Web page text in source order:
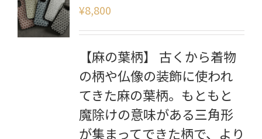
¥8,800
【麻の葉柄】 古くから着物
の柄や仏像の装飾に使われ
てきた麻の葉柄。もともと
魔除けの意味がある三角形
が集まってできた柄で、より